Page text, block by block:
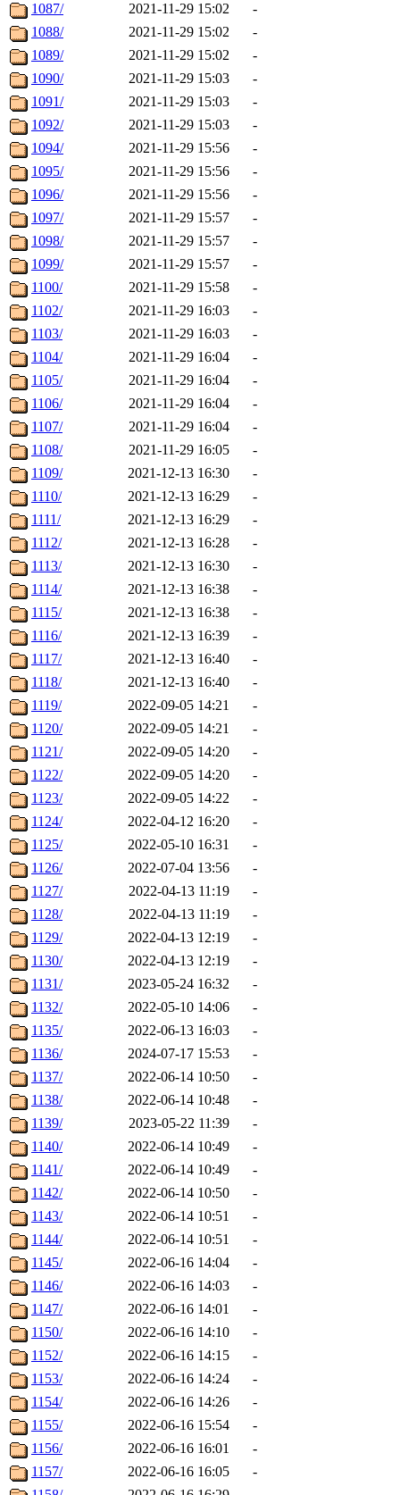
1087/ 2021-11-29 15:02
-
1088/
2021-11-29 15:02
-
1089/
2021-11-29 15:02
-
1090/
2021-11-29 15:03
-
1091/
2021-11-29 15:03
-
1092/
2021-11-29 15:03
-
1094/
2021-11-29 15:56
-
1095/
2021-11-29 15:56
-
1096/
2021-11-29 15:56
-
1097/
2021-11-29 15:57
-
1098/
2021-11-29 15:57
-
1099/
2021-11-29 15:57
-
1100/
2021-11-29 15:58
-
1102/
2021-11-29 16:03
-
1103/
2021-11-29 16:03
-
1104/
2021-11-29 16:04
-
1105/
2021-11-29 16:04
-
1106/
2021-11-29 16:04
-
1107/
2021-11-29 16:04
-
1108/
2021-11-29 16:05
-
1109/
2021-12-13 16:30
-
1110/
2021-12-13 16:29
-
1111/
2021-12-13 16:29
-
1112/
2021-12-13 16:28
-
1113/
2021-12-13 16:30
-
1114/
2021-12-13 16:38
-
1115/
2021-12-13 16:38
-
1116/
2021-12-13 16:39
-
1117/
2021-12-13 16:40
-
1118/
2021-12-13 16:40
-
1119/
2022-09-05 14:21
-
1120/
2022-09-05 14:21
-
1121/
2022-09-05 14:20
-
1122/
2022-09-05 14:20
-
1123/
2022-09-05 14:22
-
1124/
2022-04-12 16:20
-
1125/
2022-05-10 16:31
-
1126/
2022-07-04 13:56
-
1127/
2022-04-13 11:19
-
1128/
2022-04-13 11:19
-
1129/
2022-04-13 12:19
-
1130/
2022-04-13 12:19
-
1131/
2023-05-24 16:32
-
1132/
2022-05-10 14:06
-
1135/
2022-06-13 16:03
-
1136/
2024-07-17 15:53
-
1137/
2022-06-14 10:50
-
1138/
2022-06-14 10:48
-
1139/
2023-05-22 11:39
-
1140/
2022-06-14 10:49
-
1141/
2022-06-14 10:49
-
1142/
2022-06-14 10:50
-
1143/
2022-06-14 10:51
-
1144/
2022-06-14 10:51
-
1145/
2022-06-16 14:04
-
1146/
2022-06-16 14:03
-
1147/
2022-06-16 14:01
-
1150/
2022-06-16 14:10
-
1152/
2022-06-16 14:15
-
1153/
2022-06-16 14:24
-
1154/
2022-06-16 14:26
-
1155/
2022-06-16 15:54
-
1156/
2022-06-16 16:01
-
1157/
2022-06-16 16:05
-